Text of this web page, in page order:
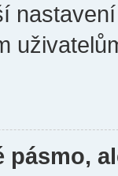
pásmo,